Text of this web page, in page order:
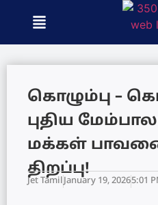
கொழும்பு –
புதிய
மக்கள்
திறப்பு!
Jet Tamil January 19, 20265:01